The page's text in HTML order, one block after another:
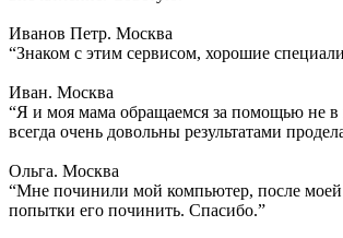
Иванов Петр. Москва
“Знаком с этим сервисом, хорошие
Иван. Москва
“Я и моя мама обращаемся за помощью не в
всегда очень довольны результатами
Ольга. Москва
“Мне починили мой компьютер, после моей
попытки его починить. Спасибо.”